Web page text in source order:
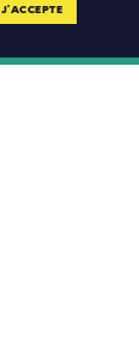
J'ACCEPTE